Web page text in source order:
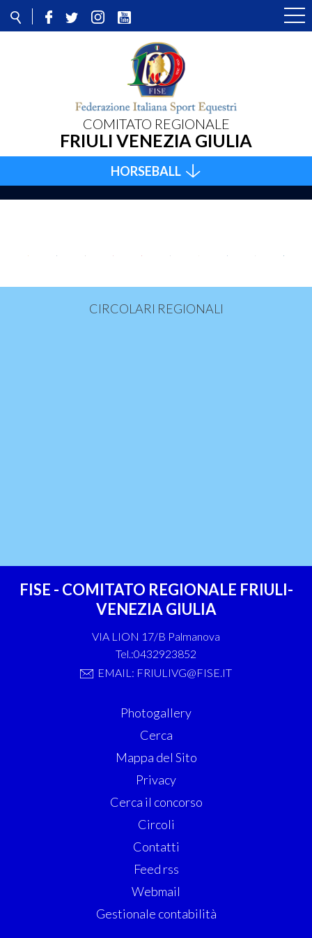
COMITATO REGIONALE
FRIULI VENEZIA GIULIA
HORSEBALL
CIRCOLARI REGIONALI
FISE - COMITATO REGIONALE FRIULI-
VENEZIA GIULIA
VIA LION 17/B Palmanova
Tel.:0432923852
EMAIL: FRIULIVG@FISE.IT
Photogallery
Cerca
Mappa del Sito
Privacy
Cerca il concorso
Circoli
Contatti
Feed rss
Webmail
Gestionale contabilità